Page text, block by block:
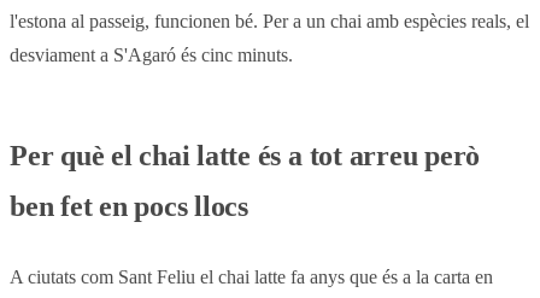
l'estona al passeig, funcionen bé. Per a un chai amb espècies reals, el
desviament a S'Agaró és cinc minuts.
Per què el chai latte és a tot arreu però
ben fet en pocs llocs
A ciutats com Sant Feliu el chai latte fa anys que és a la carta en